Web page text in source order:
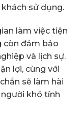
sử dụng.
làm việc tiện
còn đảm bảo
và lịch sự.
lợi, cùng với
sẽ làm hài
khó tính